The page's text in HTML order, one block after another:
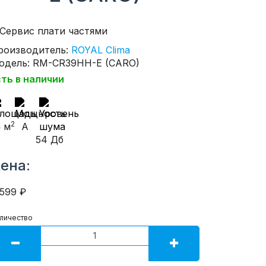
ROYAL Clima
RM-CR39HH-E (CARO)
в наличии
м2
A
54 Дб
₽